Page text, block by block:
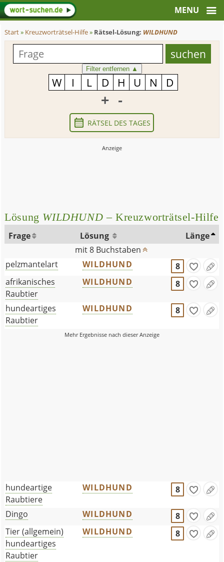
Start» Kreuzworträtsel-Hilfe» Rätsel-Lösung: WILDHUND
Filter entfernen ▲
+ -
RÄTSEL DES TAGES
Lösung WILDHUND – Kreuzworträtsel-Hilfe
Frage Lösung
Länge
mit 8 Buchstaben
pelzmantelart
WILDHUND
8
afrikanisches
Raubtier
WILDHUND 8
hundeartiges
Raubtier
WILDHUND 8
hundeartige
Raubtiere
WILDHUND 8
Dingo WILDHUND
8
Tier (allgemein)
hundeartiges
Raubtier
WILDHUND 8